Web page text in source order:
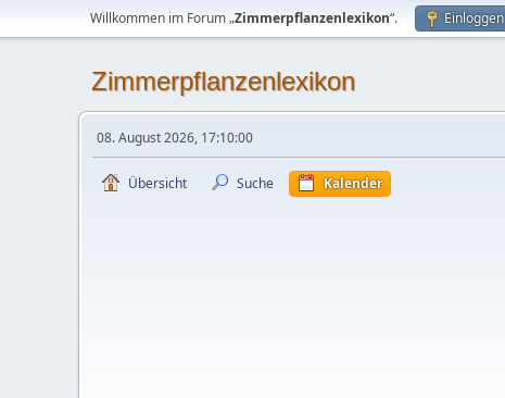
Willkommen im Forum „Zimmerpflanzenlexikon“. Einloggen
Zimmerpflanzenlexikon
08. August 2026, 17:10:00
Übersicht Suche Kalender